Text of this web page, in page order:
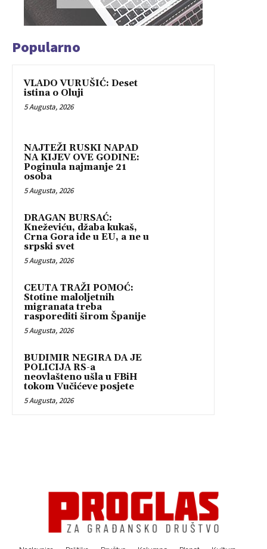
Popularno
VLADO VURUŠIĆ: Deset
istina o Oluji
5 Augusta, 2026
NAJTEŽI RUSKI NAPAD
NA KIJEV OVE GODINE:
Poginula najmanje 21
osoba
5 Augusta, 2026
DRAGAN BURSAĆ:
Kneževiću, džaba kukaš,
Crna Gora ide u EU, a ne u
srpski svet
5 Augusta, 2026
CEUTA TRAŽI POMOĆ:
Stotine maloljetnih
migranata treba
rasporediti širom Španije
5 Augusta, 2026
BUDIMIR NEGIRA DA JE
POLICIJA RS-a
neovlašteno ušla u FBiH
tokom Vučićeve posjete
5 Augusta, 2026